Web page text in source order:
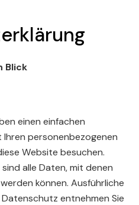
Blick
einen einfachen
personenbezogenen
Website besuchen.
alle Daten, mit denen
können. Ausführliche
entnehmen Sie